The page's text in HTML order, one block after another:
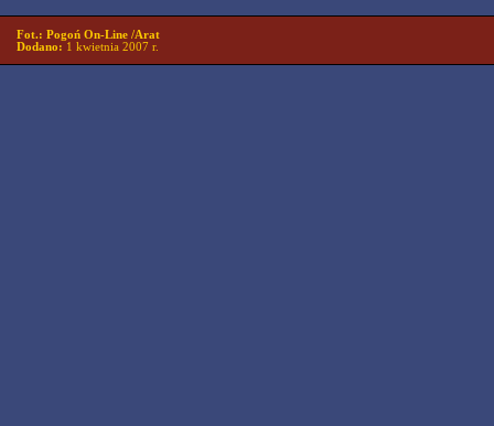
Fot.: Pogoń On-Line /Arat
Dodano: 1 kwietnia 2007 r.